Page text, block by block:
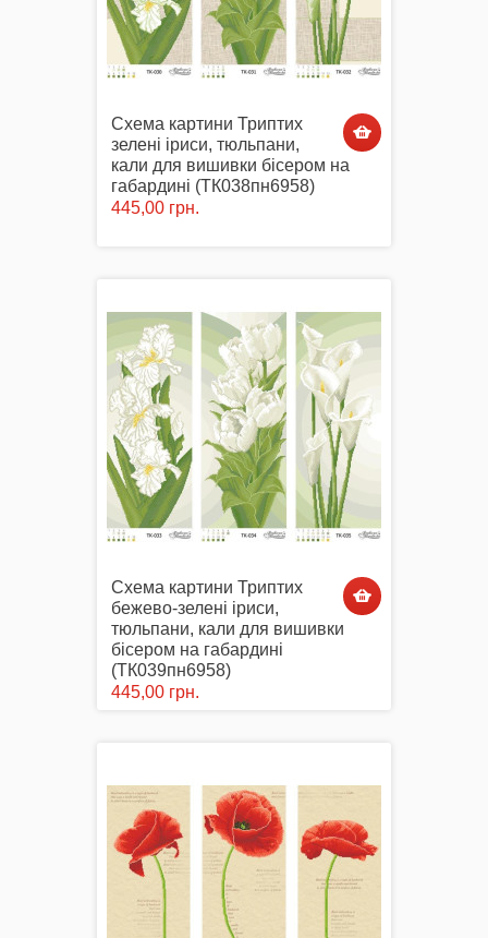
Схема картини Триптих
зелені іриси, тюльпани,
кали для вишивки бісером на
габардині (ТК038пн6958)
445,00 грн.
Схема картини Триптих
бежево-зелені іриси,
тюльпани, кали для вишивки
бісером на габардині
(ТК039пн6958)
445,00 грн.